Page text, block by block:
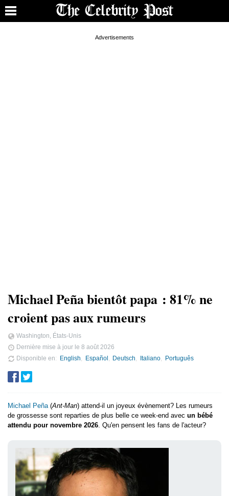
Michael Peña bientôt papa : 81% ne
croient pas aux rumeurs
Washington, États-Unis
Dernière mise à jour le 8 août 2026
Disponible en
English Español Deutsch Italiano Português
Michael Peña(Ant-Man) attend-il un joyeux évènement? Les rumeurs
de grossesse sont reparties de plus belle ce week-end avec un bébé
attendu pour novembre 2026. Qu'en pensent les fans de l'acteur?